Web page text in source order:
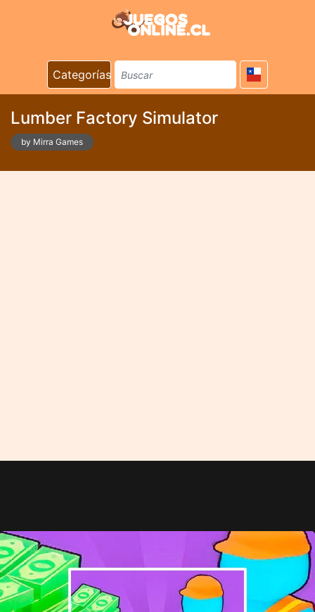
Categorías
Lumber Factory Simulator
by Mirra Games